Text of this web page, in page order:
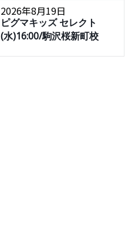
2026年8月19日
ピグマキッズ セレクト
(水)16:00/駒沢桜新町校